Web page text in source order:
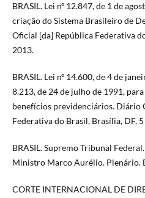
BRASIL. Lei nº 12.847, de 1 de
criação do Sistema Brasileiro de
Oficial [da] República Federativa
2013.
BRASIL. Lei nº 14.600, de 4 de
8.213, de 24 de julho de 1991,
benefícios previdenciários. Diário
Federativa do Brasil, Brasília, DF,
BRASIL. Supremo Tribunal
Ministro Marco Aurélio. Plenário.
CORTE INTERNACIONAL DE